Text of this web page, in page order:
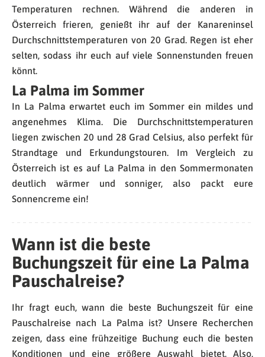
Temperaturen rechnen. Während die anderen in
Österreich frieren, genießt ihr auf der Kanareninsel
Durchschnittstemperaturen von 20 Grad. Regen ist eher
selten, sodass ihr euch auf viele Sonnenstunden freuen
könnt.
La Palma im Sommer
In La Palma erwartet euch im Sommer ein mildes und
angenehmes Klima. Die Durchschnittstemperaturen
liegen zwischen 20 und 28 Grad Celsius, also perfekt für
Strandtage und Erkundungstouren. Im Vergleich zu
Österreich ist es auf La Palma in den Sommermonaten
deutlich wärmer und sonniger, also packt eure
Sonnencreme ein!
Wann ist die beste
Buchungszeit für eine La Palma
Pauschalreise?
Ihr fragt euch, wann die beste Buchungszeit für eine
Pauschalreise nach La Palma ist? Unsere Recherchen
zeigen, dass eine frühzeitige Buchung euch die besten
Konditionen und eine größere Auswahl bietet. Also,